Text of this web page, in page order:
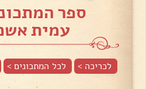
ספר
עמית
לכריכה > לכל המתכונים >